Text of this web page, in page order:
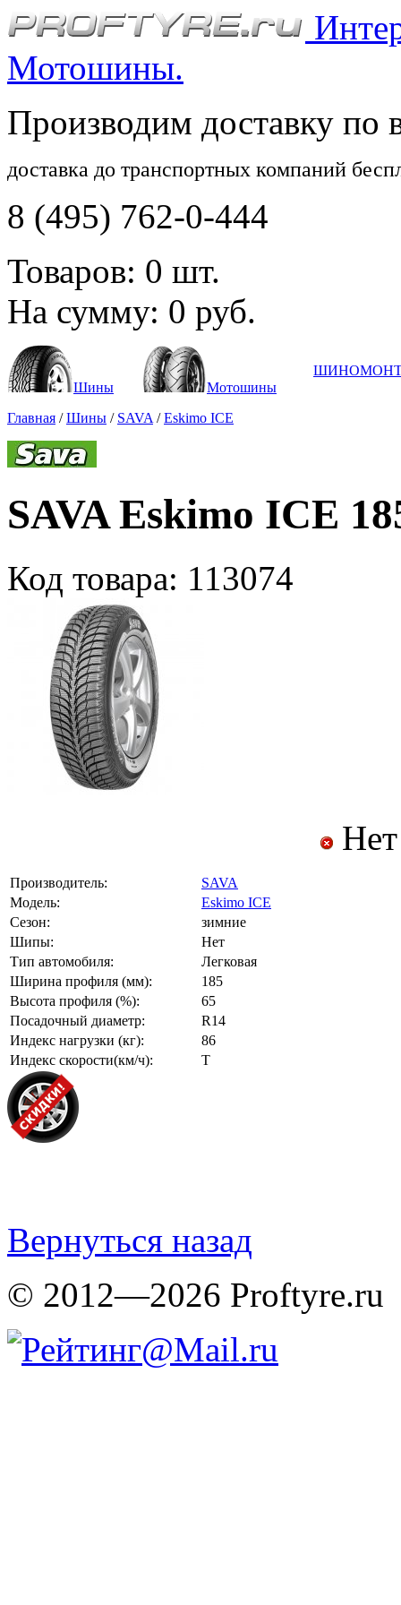
Мотошины.
Производим доставку по
доставка до транспортных компаний
8 (495) 762-0-444
Товаров: 0 шт.
На сумму: 0 руб.
Шины Мотошины
Главная /Шины / SAVA /Eskimo ICE
SAVA Eskimo ICE
Код товара: 113074
Производитель:
SAVA
Модель:
Eskimo ICE
Сезон:
зимние
Шипы:
Нет
Тип автомобиля:
Легковая
Ширина профиля (мм):
185
Высота профиля (%):
65
Посадочный диаметр:
R14
Индекс нагрузки (кг):
86
Индекс скорости(км/ч):
T
Вернуться назад
© 2012—2026 Proftyre.ru